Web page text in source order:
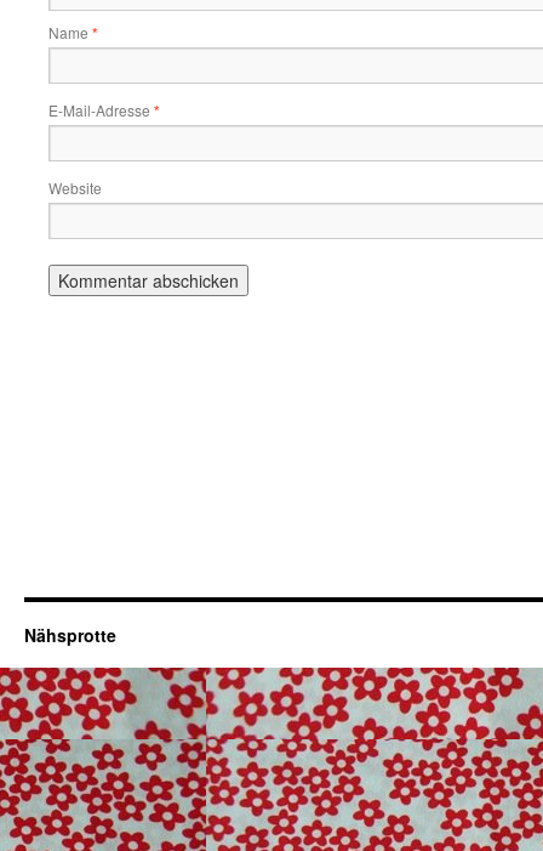
Name *
E-Mail-Adresse *
Website
Nähsprotte